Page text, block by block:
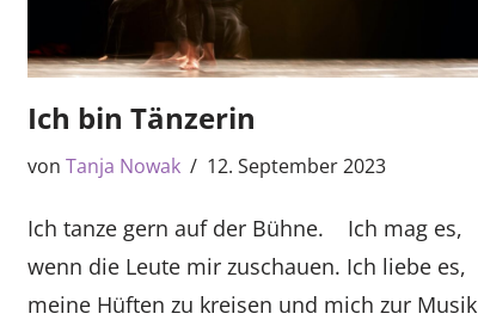
Ich bin Tänzerin
von Tanja Nowak 12. September 2023
Ich tanze gern auf der Bühne. Ich mag es,
wenn die Leute mir zuschauen. Ich liebe es,
meine Hüften zu kreisen und mich zur Musik